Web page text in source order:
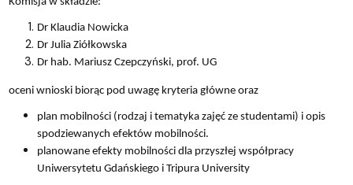
Dr Klaudia Nowicka
Dr Julia Ziółkowska
Dr hab. Mariusz Czepczyński, prof. UG
oceni wnioski biorąc pod uwagę kryteria główne oraz
plan mobilności (rodzaj i tematyka zajęć ze studentami) i opis
spodziewanych efektów mobilności.
planowane efekty mobilności dla przyszłej współpracy
Uniwersytetu Gdańskiego i Tripura University